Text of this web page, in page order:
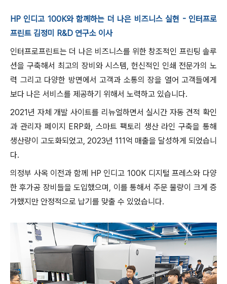
HP 인디고 100K와 함께하는 더 나은 비즈니스 실현 - 인터프로
프린트 김정미 R&D 연구소 이사
인터프로프린트는 더 나은 비즈니스를 위한 창조적인 프린팅 솔루
션을 구축해서 최고의 장비와 시스템, 헌신적인 인쇄 전문가의 노
력 그리고 다양한 방면에서 고객과 소통의 장을 열어 고객들에게
보다 나은 서비스를 제공하기 위해서 노력하고 있습니다.
2021년 자체 개발 사이트를 리뉴얼하면서 실시간 자동 견적 확인
과 관리자 페이지 ERP화, 스마트 팩토리 생산 라인 구축을 통해
생산량이 고도화되었고, 2023년 111억 매출을 달성하게 되었습니
다.
의정부 사옥 이전과 함께 HP 인디고 100K 디지털 프레스와 다양
한 후가공 장비들을 도입했으며, 이를 통해서 주문 물량이 크게 증
가했지만 안정적으로 납기를 맞출 수 있었습니다.